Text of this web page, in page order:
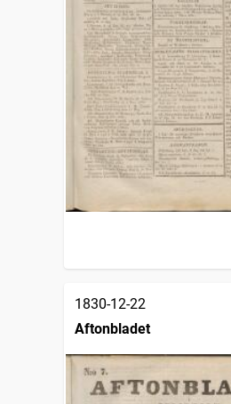
1830-12-22
Aftonbladet